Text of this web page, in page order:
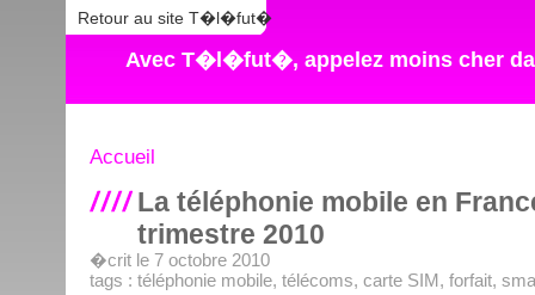
Retour au site T�l�fut�
Avec T�l�fut�, appelez moins cher
Accueil
La téléphonie mobile en
trimestre 2010
�crit le 7 octobre 2010
tags : téléphonie mobile, télécoms, carte SIM , forfait,